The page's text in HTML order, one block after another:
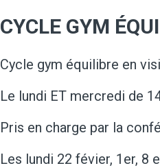
CYCLE GYM
Cycle gym équilibre en
Le lundi ET mercredi de
Pris en charge par la
Les lundi 22 févier, 1er, 8